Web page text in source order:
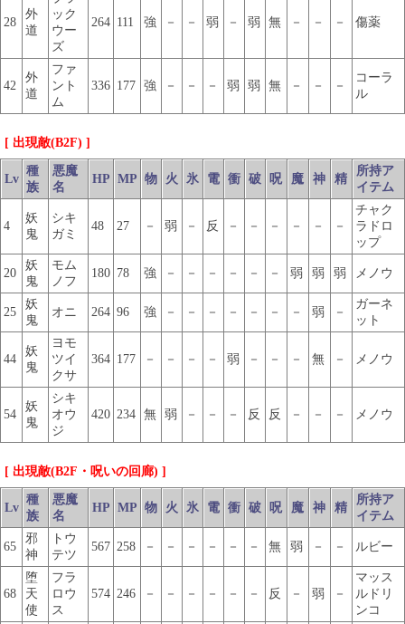
28
外
道
ック
ウー
ズ
264 111 強 － － 弱 － 弱 無 － － － 傷薬
42
外
道
ファ
ント
ム
336 177 強 － － － 弱 弱 無 － － －
コーラ
ル
[ 出現敵(B2F) ]
Lv
種
族
悪魔
名
HP MP 物 火 氷 電 衝 破 呪 魔 神 精
所持ア
イテム
4
妖
鬼
シキ
ガミ
48 27 － 弱 － 反 － － － － － －
チャク
ラドロ
ップ
20
妖
鬼
モム
ノフ
180 78 強 － － － － － － 弱 弱 弱 メノウ
25
妖
鬼
オニ 264 96 強 － － － － － － － 弱 －
ガーネ
ット
44
妖
鬼
ヨモ
ツイ
クサ
364 177 － － － － 弱 － － － 無 － メノウ
54
妖
鬼
シキ
オウ
ジ
420 234 無 弱 － － － 反 反 － － － メノウ
[ 出現敵(B2F・呪いの回廊) ]
Lv
種
族
悪魔
名
HP MP 物 火 氷 電 衝 破 呪 魔 神 精
所持ア
イテム
65
邪
神
トウ
テツ
567 258 － － － － － － 無 弱 － － ルビー
68
堕
天
使
フラ
ロウ
ス
574 246 － － － － － － 反 － 弱 －
マッス
ルドリ
ンコ